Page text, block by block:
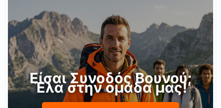
Είσαι Συνοδός Βουνού;
Έλα στην ομάδα μας!